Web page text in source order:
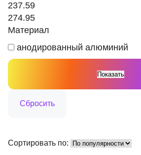
237.59
274.95
Материал
анодированный алюминий
Сортировать по: